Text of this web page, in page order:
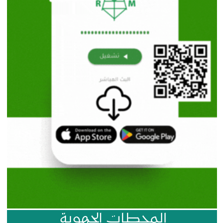
المحطات الجهوية